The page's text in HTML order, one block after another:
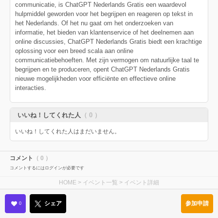
communicatie, is ChatGPT Nederlands Gratis een waardevol
hulpmiddel geworden voor het begrijpen en reageren op tekst in
het Nederlands. Of het nu gaat om het onderzoeken van
informatie, het bieden van klantenservice of het deelnemen aan
online discussies, ChatGPT Nederlands Gratis biedt een krachtige
oplossing voor een breed scala aan online
communicatiebehoeften. Met zijn vermogen om natuurlijke taal te
begrijpen en te produceren, opent ChatGPT Nederlands Gratis
nieuwe mogelijkheden voor efficiënte en effectieve online
interacties.
いいね！してくれた人 （ 0 ）
いいね！してくれた人はまだいません。
コメント （ 0 ）
コメントするにはログインが必要です
HOME > イベント一覧 > イベント詳細
0 シェア 参加申請